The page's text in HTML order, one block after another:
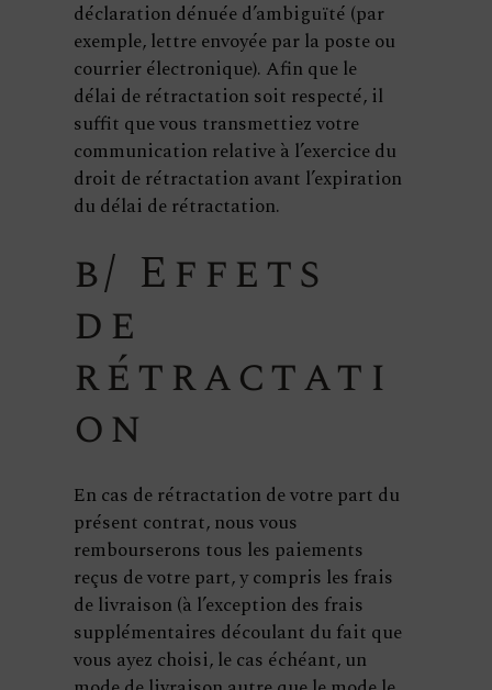
déclaration dénuée d’ambiguïté (par
exemple, lettre envoyée par la poste ou
courrier électronique). Afin que le
délai de rétractation soit respecté, il
suffit que vous transmettiez votre
communication relative à l’exercice du
droit de rétractation avant l’expiration
du délai de rétractation.
b/ Effets
de
rétractati
on
En cas de rétractation de votre part du
présent contrat, nous vous
rembourserons tous les paiements
reçus de votre part, y compris les frais
de livraison (à l’exception des frais
supplémentaires découlant du fait que
vous ayez choisi, le cas échéant, un